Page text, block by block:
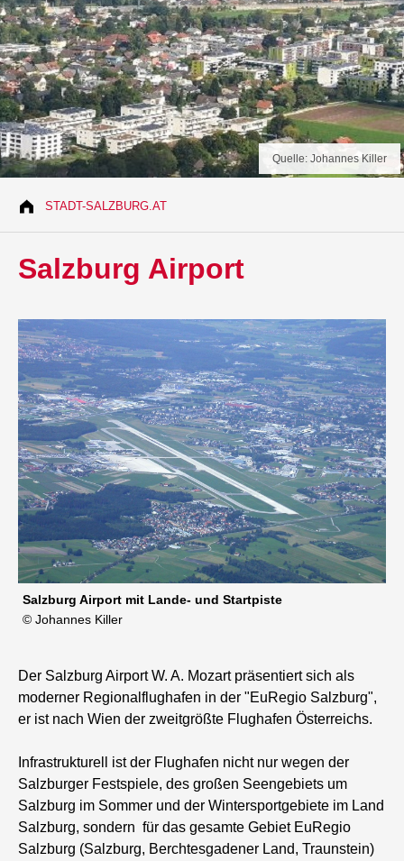
Quelle: Johannes Killer
STADT-SALZBURG.AT
Salzburg Airport
Salzburg Airport mit Lande- und Startpiste
© Johannes Killer
Der Salzburg Airport W. A. Mozart präsentiert sich als
moderner Regionalflughafen in der "EuRegio Salzburg",
er ist nach Wien der zweitgrößte Flughafen Österreichs.
Infrastrukturell ist der Flughafen nicht nur wegen der
Salzburger Festspiele, des großen Seengebiets um
Salzburg im Sommer und der Wintersportgebiete im Land
Salzburg, sondern für das gesamte Gebiet EuRegio
Salzburg (Salzburg, Berchtesgadener Land, Traunstein)